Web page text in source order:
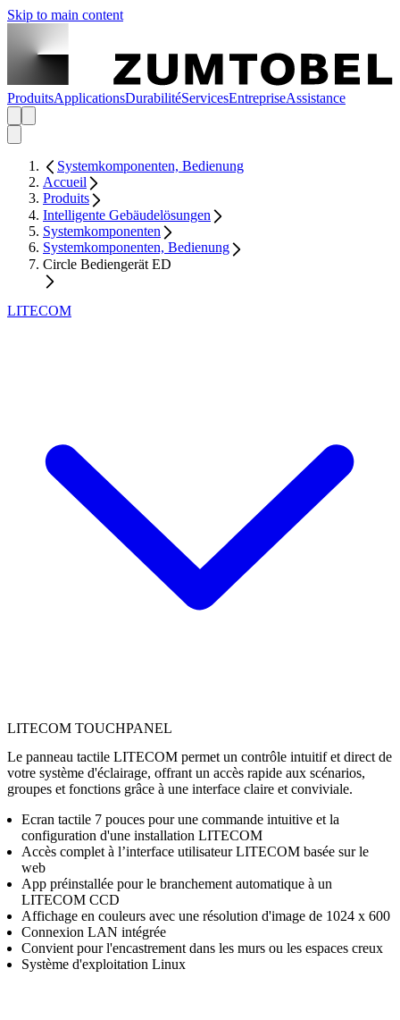
Skip to main content
ProduitsApplicationsDurabilitéServicesEntrepriseAssistance
Systemkomponenten, Bedienung
Accueil
Produits
Intelligente Gebäudelösungen
Systemkomponenten
Systemkomponenten, Bedienung
Circle Bediengerät ED
LITECOM
LITECOM TOUCHPANEL
Le panneau tactile LITECOM permet un contrôle intuitif et direct de
votre système d'éclairage, offrant un accès rapide aux scénarios,
groupes et fonctions grâce à une interface claire et conviviale.
Ecran tactile 7 pouces pour une commande intuitive et la
configuration d'une installation LITECOM
Accès complet à l’interface utilisateur LITECOM basée sur le
web
App préinstallée pour le branchement automatique à un
LITECOM CCD
Affichage en couleurs avec une résolution d'image de 1024 x 600
Connexion LAN intégrée
Convient pour l'encastrement dans les murs ou les espaces creux
Système d'exploitation Linux